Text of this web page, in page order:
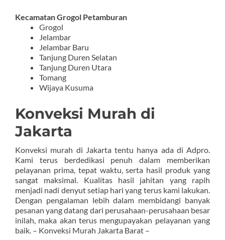
Kecamatan Grogol Petamburan
Grogol
Jelambar
Jelambar Baru
Tanjung Duren Selatan
Tanjung Duren Utara
Tomang
Wijaya Kusuma
Konveksi Murah di
Jakarta
Konveksi murah di Jakarta tentu hanya ada di Adpro.
Kami terus berdedikasi penuh dalam memberikan
pelayanan prima, tepat waktu, serta hasil produk yang
sangat maksimal. Kualitas hasil jahitan yang rapih
menjadi nadi denyut setiap hari yang terus kami lakukan.
Dengan pengalaman lebih dalam membidangi banyak
pesanan yang datang dari perusahaan-perusahaan besar
inilah, maka akan terus mengupayakan pelayanan yang
baik. – Konveksi Murah Jakarta Barat –